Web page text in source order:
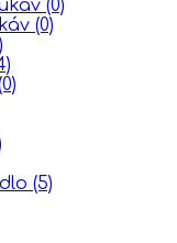
(0)
(0)
(5)